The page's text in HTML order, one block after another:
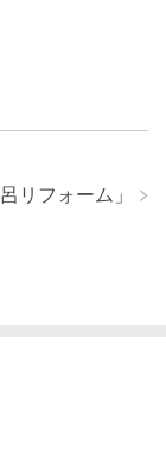
リフォーム 」